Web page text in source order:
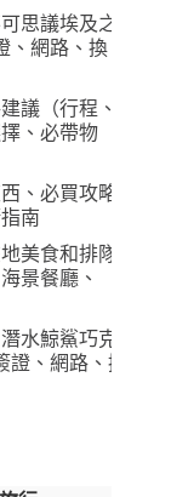
思議埃及之
、網路、換
議（行程、
、必帶物
、必買攻略
南
美食和排隊
景餐廳、
水鯨鯊巧克
、網路、換